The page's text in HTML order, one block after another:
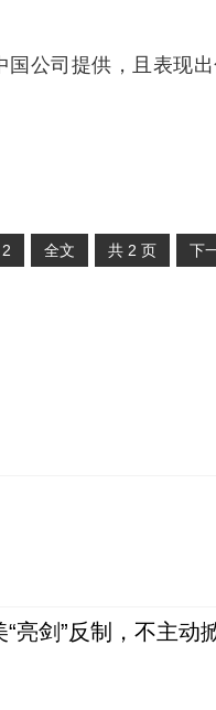
公司提供，且表现
2 全文 共 2 页 下
亮剑”反制，不主动